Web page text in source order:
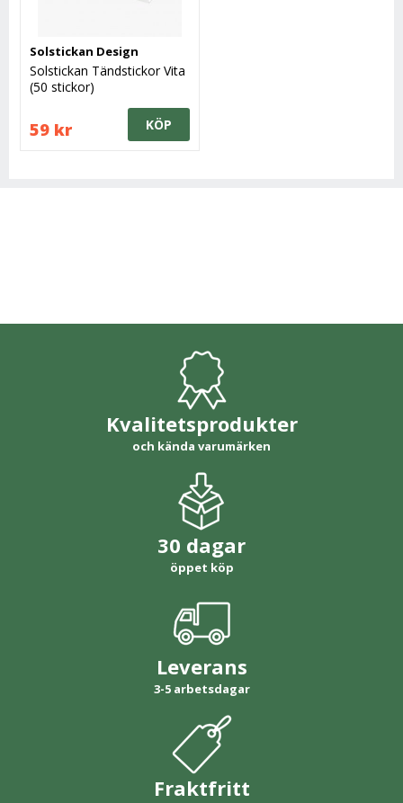
Solstickan Design
Solstickan Tändstickor Vita
(50 stickor)
59 kr KÖP
Kvalitetsprodukter
och kända varumärken
30 dagar
öppet köp
Leverans
3-5 arbetsdagar
Fraktfritt